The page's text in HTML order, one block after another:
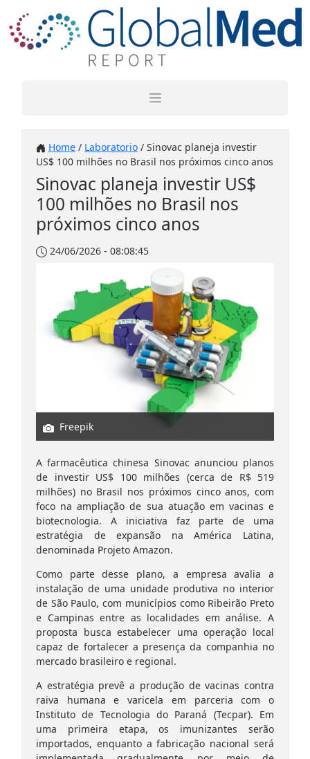
Home / Laboratorio / Sinovac planeja investir
US$ 100 milhões no Brasil nos próximos cinco anos
Sinovac planeja investir US$
100 milhões no Brasil nos
próximos cinco anos
24/06/2026 - 08:08:45
Freepik
A farmacêutica chinesa Sinovac anunciou planos
de investir US$ 100 milhões (cerca de R$ 519
milhões) no Brasil nos próximos cinco anos, com
foco na ampliação de sua atuação em vacinas e
biotecnologia. A iniciativa faz parte de uma
estratégia de expansão na América Latina,
denominada Projeto Amazon.
Como parte desse plano, a empresa avalia a
instalação de uma unidade produtiva no interior
de São Paulo, com municípios como Ribeirão Preto
e Campinas entre as localidades em análise. A
proposta busca estabelecer uma operação local
capaz de fortalecer a presença da companhia no
mercado brasileiro e regional.
A estratégia prevê a produção de vacinas contra
raiva humana e varicela em parceria com o
Instituto de Tecnologia do Paraná (Tecpar). Em
uma primeira etapa, os imunizantes serão
importados, enquanto a fabricação nacional será